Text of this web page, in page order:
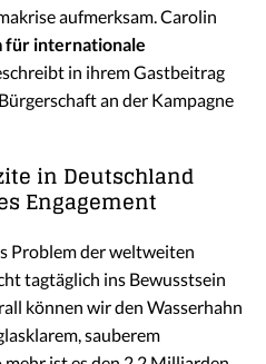
aufmerksam. Carolin
für internationale
in ihrem Gastbeitrag
an der Kampagne
in Deutschland
Engagement
Problem der weltweiten
tagtäglich ins Bewusstsein
können wir den Wasserhahn
sauberem